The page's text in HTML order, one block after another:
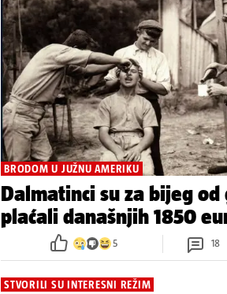
BRODOM U JUŽNU AMERIKU
Dalmatinci su za bijeg od
plaćali današnjih 1850
5 18
STVORILI SU INTERESNI REŽIM